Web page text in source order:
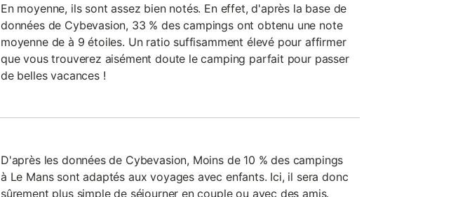
En moyenne, ils sont assez bien notés. En effet, d'après la base de
données de Cybevasion, 33 % des campings ont obtenu une note
moyenne de à 9 étoiles. Un ratio suffisamment élevé pour affirmer
que vous trouverez aisément doute le camping parfait pour passer
de belles vacances !
D'après les données de Cybevasion, Moins de 10 % des campings
à Le Mans sont adaptés aux voyages avec enfants. Ici, il sera donc
sûrement plus simple de séjourner en couple ou avec des amis.